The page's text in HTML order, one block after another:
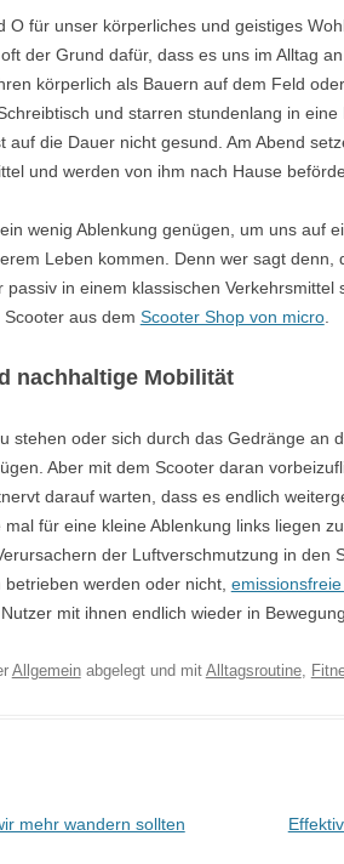
O für unser körperliches und geistiges
der Grund dafür, dass es uns im Alltag
körperlich als Bauern auf dem Feld
und starren stundenlang in
auf die Dauer nicht gesund. Am Abend
und werden von ihm nach Hause
wenig Ablenkung genügen, um uns auf
Leben kommen. Denn wer sagt denn,
in einem klassischen Verkehrsmittel
aus dem Scooter Shop von micro.
nachhaltige Mobilität
stehen oder sich durch das Gedränge an
Aber mit dem Scooter daran
darauf warten, dass es endlich
für eine kleine Ablenkung links liegen
der Luftverschmutzung in den
werden oder nicht,
mit ihnen endlich wieder in
Allgemeinabgelegt und mit Alltagsroutine,
mehr wandern sollten